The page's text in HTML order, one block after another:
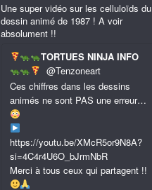
Une super vidéo sur les celluloïds du
dessin animé de 1987 ! A voir
absolument !!
TORTUES NINJA INFO
@Tenzoneart
Ces chiffres dans les dessins
animés ne sont PAS une erreur…
https://youtu.be/XMcR5or9N8A?
si=4C4r4U6O_bJrmNbR
Merci à tous ceux qui partagent !!